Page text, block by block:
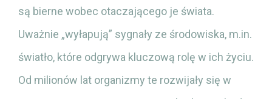
są bierne wobec otaczającego je świata.
Uważnie „wyłapują” sygnały ze środowiska, m.in.
światło, które odgrywa kluczową rolę w ich życiu.
Od milionów lat organizmy te rozwijały się w